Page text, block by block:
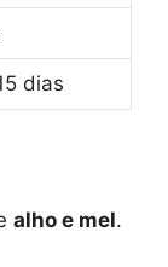
dias
alho e mel.